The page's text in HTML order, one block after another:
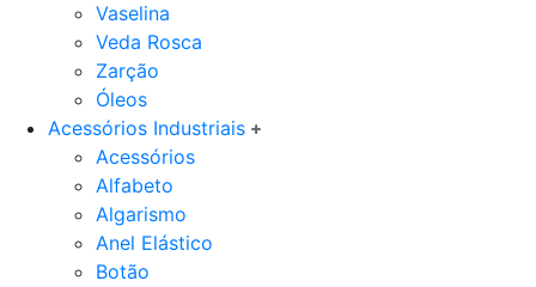
Vaselina
Veda Rosca
Zarção
Óleos
Acessórios Industriais
Acessórios
Alfabeto
Algarismo
Anel Elástico
Botão